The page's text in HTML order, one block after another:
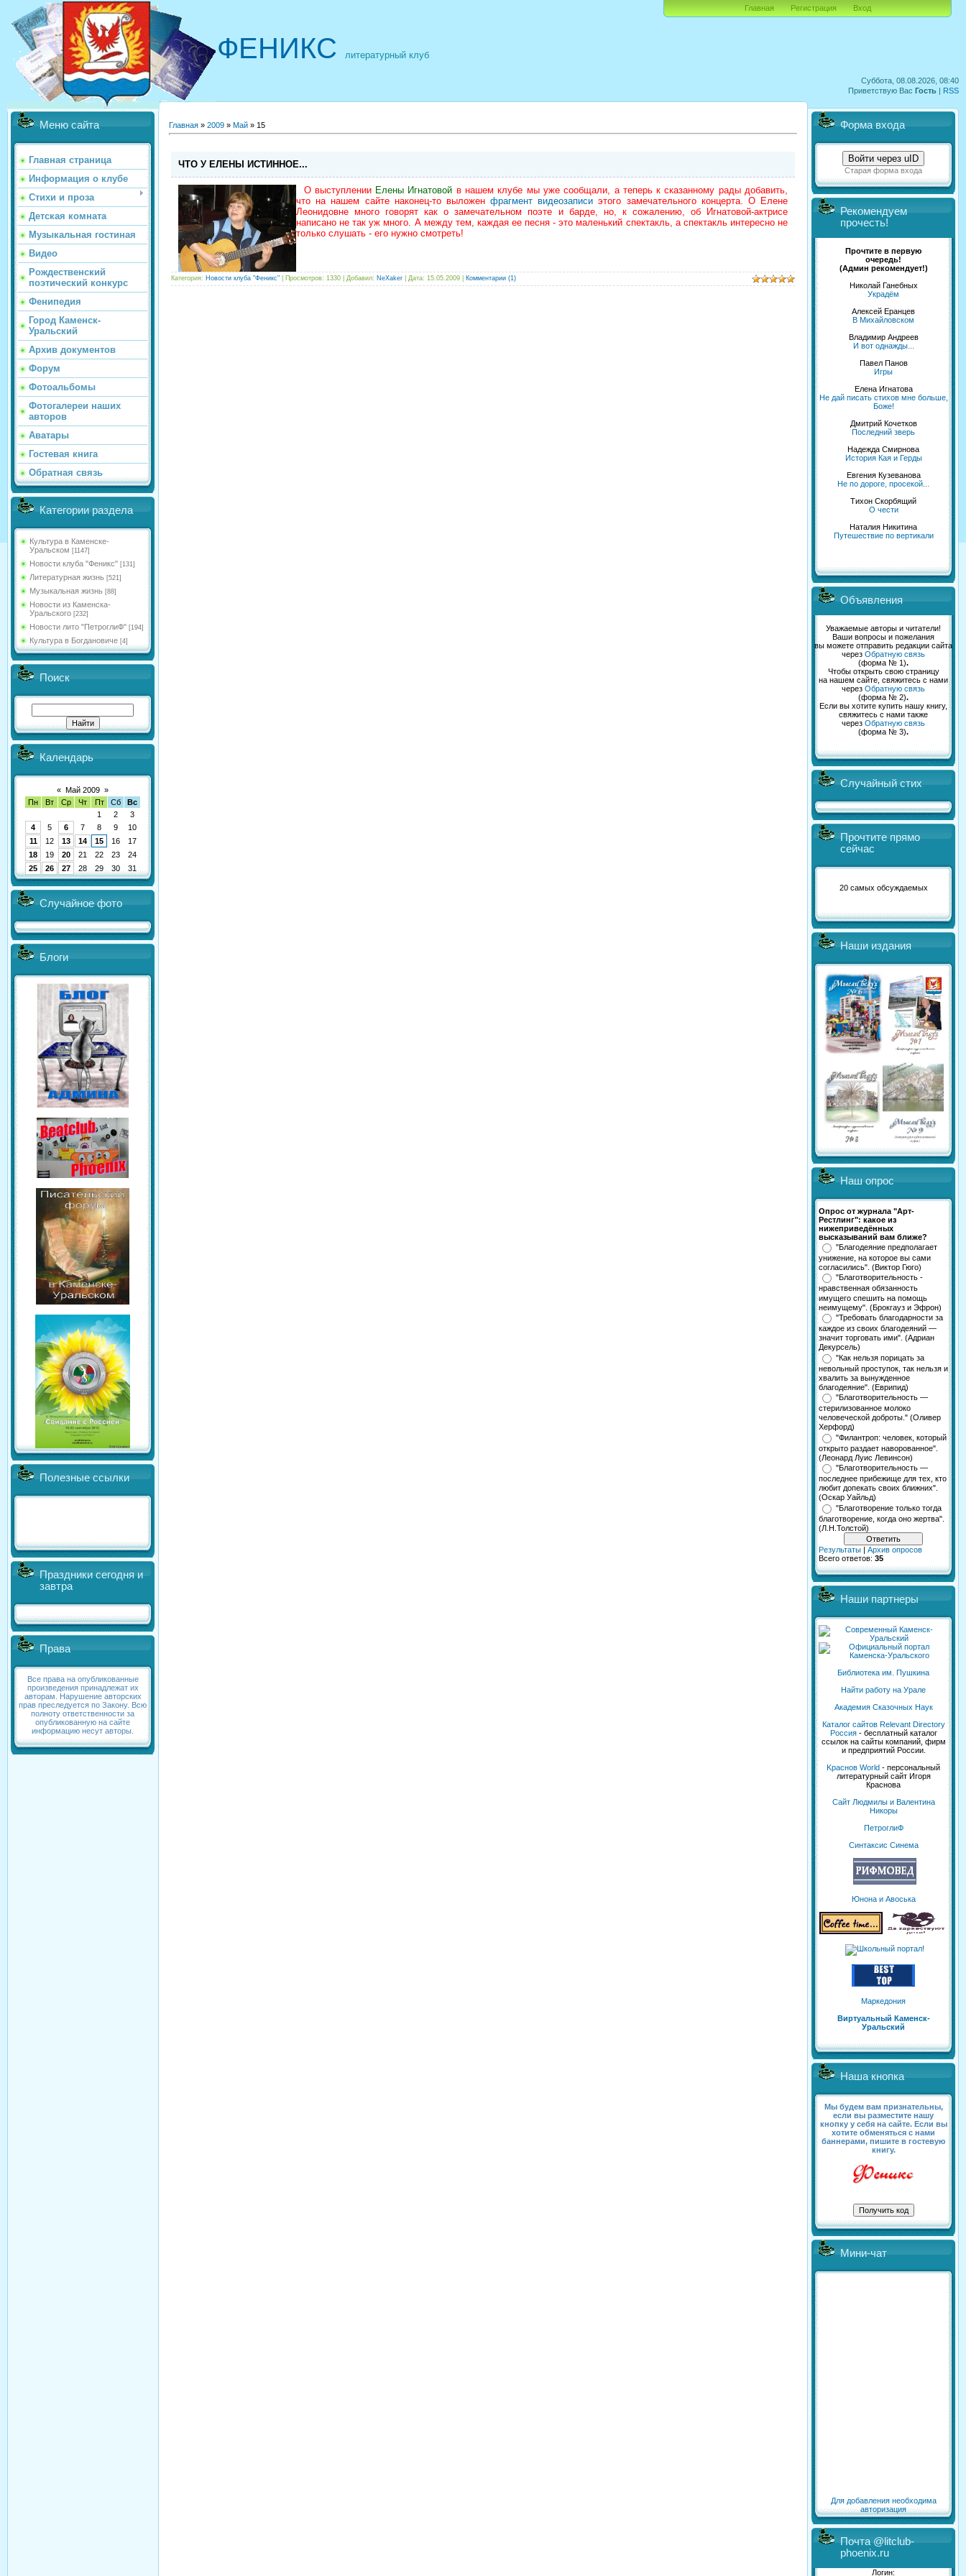
Суббота, 08.08.2026, 08:40
Приветствую Вас Гость | RSS
ФЕНИКС литературный клуб
Главная Регистрация Вход
Меню сайта
Главная страница
Информация о клубе
Стихи и проза
Детская комната
Музыкальная гостиная
Видео
Рождественский
поэтический конкурс
Фенипедия
Город Каменск-
Уральский
Архив документов
Форум
Фотоальбомы
Фотогалереи наших
авторов
Аватары
Гостевая книга
Обратная связь
Категории раздела
Культура в Каменске-
Уральском [1147]
Новости клуба "Феникс" [131]
Литературная жизнь [521]
Музыкальная жизнь [88]
Новости из Каменска-
Уральского [232]
Новости лито "ПетроглиФ" [194]
Культура в Богдановиче [4]
Поиск
Календарь
« Май 2009 »
Пн
Вт Ср Чт Пт Сб
Вс
1
2
3
4
5 6 7 8 9
10
11
12 13 14 15 16
17
18
19 20 21 22 23
24
25
26 27 28 29 30 31
Случайное фото
Блоги
Полезные ссылки
Праздники сегодня и
завтра
Права
Все права на опубликованные
произведения принадлежат их
авторам. Нарушение авторских
прав преследуется по Закону. Всю
полноту ответственности за
опубликованную на сайте
информацию несут авторы.
Главная » 2009 » Май » 15
ЧТО У ЕЛЕНЫ ИСТИННОЕ...
О выступлении Елены Игнатовой в нашем клубе мы уже сообщали, а теперь к сказанному рады добавить,
что на нашем сайте наконец-то выложен фрагмент видеозаписи этого замечательного концерта.
О Елене
Леонидовне много говорят как о замечательном поэте и барде, но, к сожалению, об Игнатовой-актрисе
написано не так уж много. А между тем, каждая ее песня - это маленький спектакль, а спектакль интересно не
только слушать - его нужно смотреть!
Категория: Новости клуба "Феникс" | Просмотров: 1330 | Добавил: NeXaker | Дата: 15.05.2009 Комментарии (1)
Форма входа
Войти через uID
Старая форма входа
Рекомендуем
прочесть!
Прочтите в первую
очередь!
(Админ рекомендует!)
Николай Ганебных
Украдём
Алексей Еранцев
В Михайловском
Владимир Андреев
И вот однажды...
Павел Панов
Игры
Елена Игнатова
Не дай писать стихов мне больше,
Боже!
Дмитрий Кочетков
Последний зверь
Надежда Смирнова
История Кая и Герды
Евгения Кузеванова
Не по дороге, просекой...
Тихон Скорбящий
О чести
Наталия Никитина
Путешествие по вертикали
Объявления
Уважаемые авторы и читатели!
Ваши вопросы и пожелания
вы можете отправить редакции сайта
через Обратную связь
(форма № 1).
Чтобы открыть свою страницу
на нашем сайте, свяжитесь с нами
через Обратную связь
(форма № 2).
Если вы хотите купить нашу книгу,
свяжитесь с нами также
через Обратную связь
(форма № 3).
Случайный стих
Прочтите прямо
сейчас
20 самых обсуждаемых
Наши издания
Наш опрос
Опрос от журнала "Арт-
Рестлинг": какое из
нижеприведённых
высказываний вам ближе?
"Благодеяние предполагает
унижение, на которое вы сами
согласились". (Виктор Гюго)
"Благотворительность -
нравственная обязанность
имущего спешить на помощь
неимущему". (Брокгауз и Эфрон)
"Требовать благодарности за
каждое из своих благодеяний —
значит торговать ими". (Адриан
Декурсель)
"Как нельзя порицать за
невольный проступок, так нельзя и
хвалить за вынужденное
благодеяние". (Еврипид)
"Благотворительность —
стерилизованное молоко
человеческой доброты." (Оливер
Херфорд)
"Филантроп: человек, который
открыто раздает наворованное".
(Леонард Луис Левинсон)
"Благотворительность —
последнее прибежище для тех, кто
любит допекать своих ближних".
(Оскар Уайльд)
"Благотворение только тогда
благотворение, когда оно жертва".
(Л.Н.Толстой)
Результаты | Архив опросов
Всего ответов: 35
Наши партнеры
Библиотека им. Пушкина
Найти работу на Урале
Академия Сказочных Наук
Каталог сайтов Relevant Directory
Россия- бесплатный каталог
ссылок на сайты компаний, фирм
и предприятий России.
Kраснов World - персональный
литературный сайт Игоря
Краснова
Сайт Людмилы и Валентина
Никоры
ПетроглиФ
Синтаксис Синема
Юнона и Авоська
Маркедония
Виртуальный Каменск-
Уральский
Наша кнопка
Мы будем вам признательны,
если вы разместите нашу
кнопку у себя на сайте. Если вы
хотите обменяться с нами
баннерами, пишите в гостевую
книгу.
Мини-чат
Для добавления необходима
авторизация
Почта @litclub-
phoenix.ru
Логин: